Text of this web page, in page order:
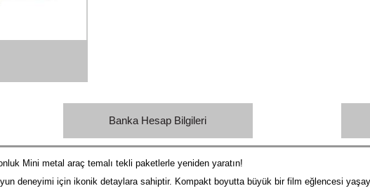
Banka Hesap Bilgileri
Mini metal araç temalı tekli paketlerle yeniden yaratın!
deneyimi için ikonik detaylara sahiptir. Kompakt boyutta büyük bir film eğlencesi